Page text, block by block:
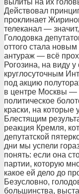
вылиты на их
Действовал
проклинает
телеканал —
Голодовка
оттого стала
антураж — всё
Рогозина, на виду
круглосуточным
под акцию
в центре Москвы —
политическое
краски, на которые
Блестящим
реакция Кремля,
депутатской
дни мы успели
понять: если она
партии, которую
какое ей дело до
Безусловно,
большинства,